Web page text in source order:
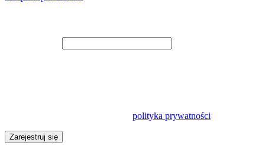
polityka prywatności
Zarejestruj się